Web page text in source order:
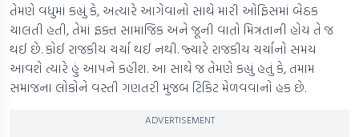
તેમણે વધુમાં કહ્યું કે, અત્યારે આગેવાનો સાથે મારી ઓફિસમાં બેઠક
ચાલતી હતી, તેમાં ફક્ત સામાજિક અને જૂની વાતો મિત્રતાની હોય તે જ
થઈ છે. કોઈ રાજકીય ચર્ચા થઈ નથી. જ્યારે રાજકીય ચર્ચાનો સમય
આવશે ત્યારે હું આપને કહીશ. આ સાથે જ તેમણે કહ્યું હતું કે, તમામ
સમાજના લોકોને વસ્તી ગણતરી મુજબ ટિકિટ મેળવવાનો હક છે.
ADVERTISEMENT